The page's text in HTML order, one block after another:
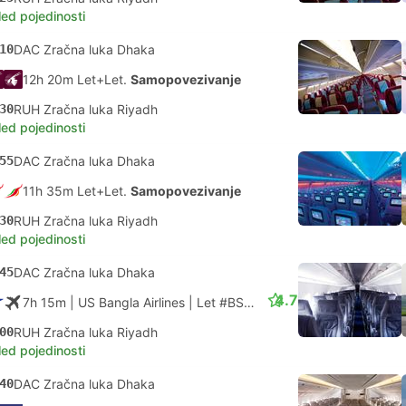
pojedinosti
DAC Zračna luka Dhaka
12h 20m Let+Let. Samopovezivanje
RUH Zračna luka Riyadh
pojedinosti
DAC Zračna luka Dhaka
11h 35m Let+Let. Samopovezivanje
RUH Zračna luka Riyadh
pojedinosti
DAC Zračna luka Dhaka
7h 15m | US Bangla Airlines Let #BS381 |Ekonomska klasa
RUH Zračna luka Riyadh
4.7
pojedinosti
DAC Zračna luka Dhaka